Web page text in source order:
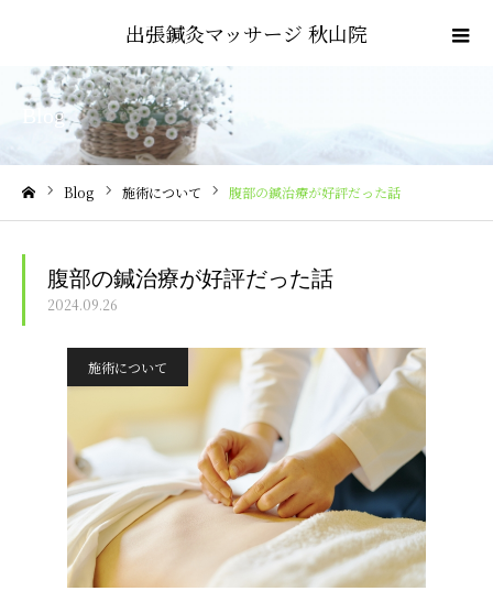
出張鍼灸マッサージ 秋山院
Blog
Blog 施術について 腹部の鍼治療が好評だった話
腹部の鍼治療が好評だった話
2024.09.26
施術について